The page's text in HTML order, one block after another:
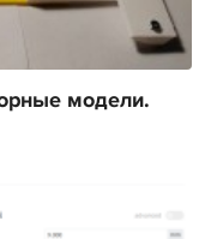
модели.